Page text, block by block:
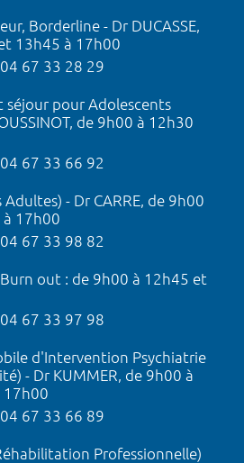
Borderline - Dr DUCASSE,
13h45 à 17h00
67 33 28 29
séjour pour Adolescents
de 9h00 à 12h30
67 33 66 92
- Dr CARRE, de 9h00
17h00
67 33 98 82
out : de 9h00 à 12h45 et
67 33 97 98
d'Intervention Psychiatrie
- Dr KUMMER, de 9h00 à
17h00
67 33 66 89
Professionnelle)